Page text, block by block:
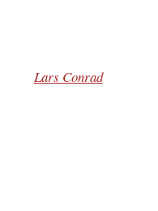
Lars Conrad